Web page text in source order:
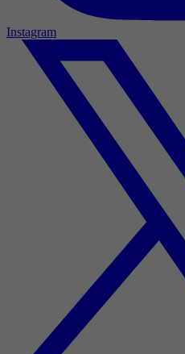
Instagram